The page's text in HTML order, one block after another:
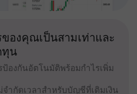
ของคุณเป็นสามเท่าและ
ทุน
องกันอัตโนมัติพร้อมกำไรเพิ่ม
ำกัดเวลาสำหรับบัญชีที่เติมเงิน